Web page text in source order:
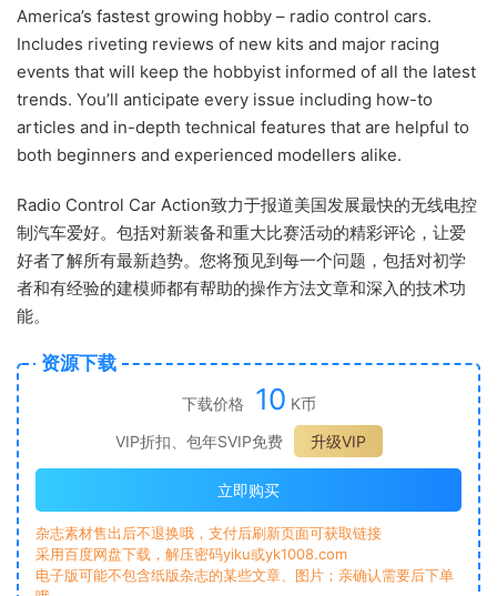
America’s fastest growing hobby – radio control cars.
Includes riveting reviews of new kits and major racing
events that will keep the hobbyist informed of all the latest
trends. You’ll anticipate every issue including how-to
articles and in-depth technical features that are helpful to
both beginners and experienced modellers alike.
Radio Control Car Action致力于报道美国发展最快的无线电控
制汽车爱好。包括对新装备和重大比赛活动的精彩评论，让爱
好者了解所有最新趋势。您将预见到每一个问题，包括对初学
者和有经验的建模师都有帮助的操作方法文章和深入的技术功
能。
资源下载
下载价格 10 K币
VIP折扣、包年SVIP免费
升级VIP
立即购买
杂志素材售出后不退换哦，支付后刷新页面可获取链接
采用百度网盘下载，解压密码yiku或yk1008.com
电子版可能不包含纸版杂志的某些文章、图片；亲确认需要后下单